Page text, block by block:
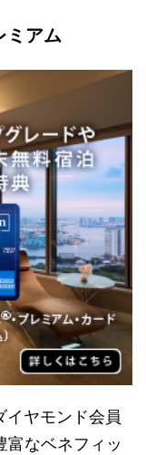
ミアム
イヤモンド会員
富なベネフィッ